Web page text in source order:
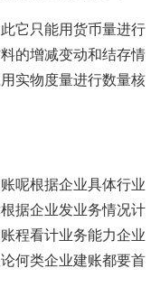
它只能用货币量进行
的增减变动和结存情
实物度量进行数量核
呢根据企业具体行业
据企业发业务情况计
程看计业务能力企业
何类企业建账都要首